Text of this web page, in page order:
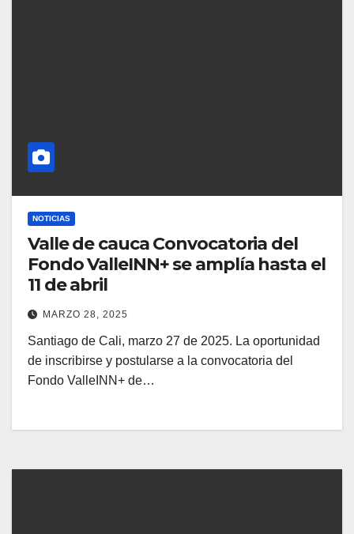
NOTICIAS
Valle de cauca Convocatoria del
Fondo ValleINN+ se amplía hasta el
11 de abril
MARZO 28, 2025
Santiago de Cali, marzo 27 de 2025. La oportunidad
de inscribirse y postularse a la convocatoria del
Fondo ValleINN+ de…